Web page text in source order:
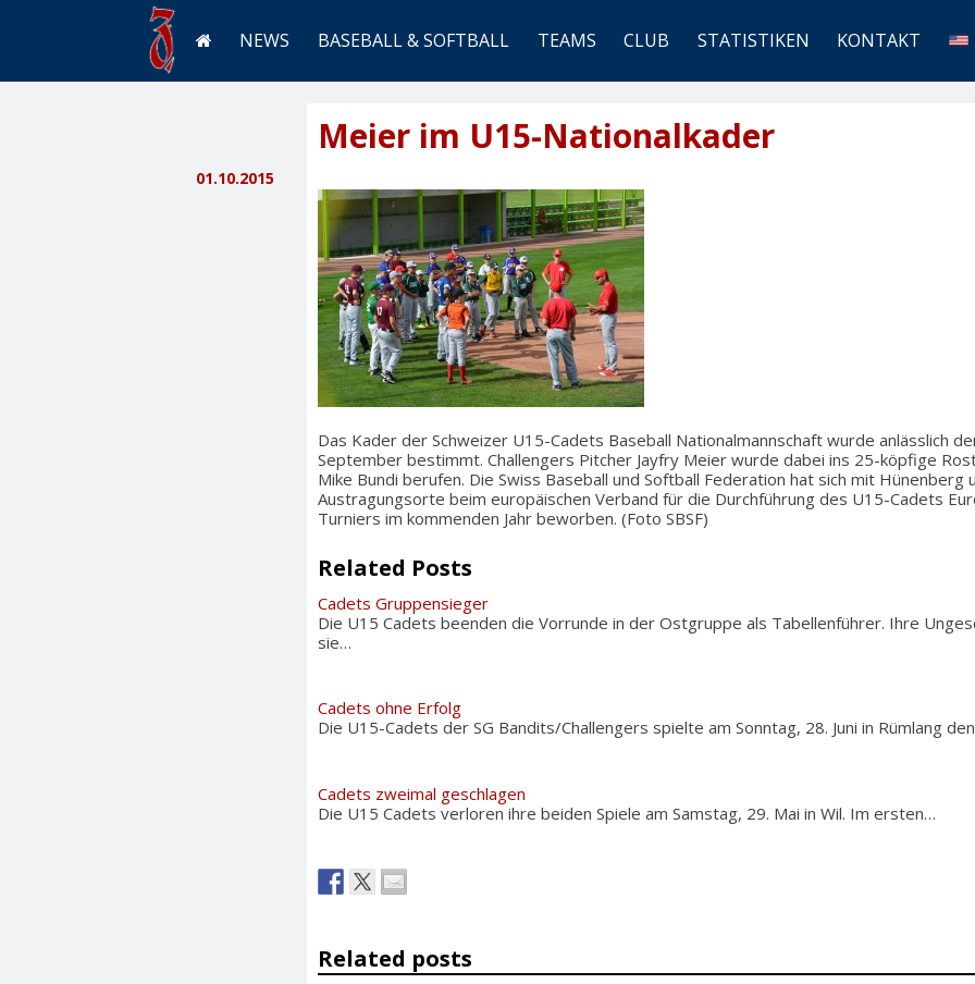
NEWS BASEBALL & SOFTBALL TEAMS CLUB STATISTIKEN KONTAKT
Meier im U15-Nationalkader
01.10.2015
Das Kader der Schweizer U15-Cadets Baseball Nationalmannschaft wurde anlässlich
September bestimmt. Challengers Pitcher Jayfry Meier wurde dabei ins 25-köpfige
Mike Bundi berufen. Die Swiss Baseball und Softball Federation hat sich mit Hünenberg
Austragungsorte beim europäischen Verband für die Durchführung des U15-Cadets
Turniers im kommenden Jahr beworben. (Foto SBSF)
Related Posts
Cadets Gruppensieger
Die U15 Cadets beenden die Vorrunde in der Ostgruppe als Tabellenführer. Ihre
sie…
Cadets ohne Erfolg
Die U15-Cadets der SG Bandits/Challengers spielte am Sonntag, 28. Juni in Rümlang
Cadets zweimal geschlagen
Die U15 Cadets verloren ihre beiden Spiele am Samstag, 29. Mai in Wil. Im ersten…
Related posts